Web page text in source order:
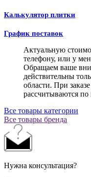
Калькулятор плитки
График поставок
Актуальную
телефону, или у
Обращаем ваше
действительны
области. При
рассчитываются
Все товары категории
Все товары бренда
Нужна консультация?